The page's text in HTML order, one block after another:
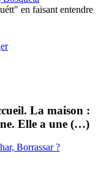
en faisant entendre
La maison :
Elle a une (…)
Borrassar ?